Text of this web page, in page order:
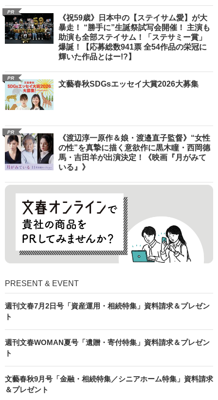
PR
《祝59歳》日本中の【ステイサム愛】が大
暴走！ “勝手に”生誕祭試写会開催！ 主演も
助演も全部ステイサム！「ステサミー賞」
爆誕！【応募総数941票 全54作品の栄冠に
輝いた作品とはー!?】
PR
文藝春秋SDGsエッセイ大賞2026大募集
PR
《渡辺淳一原作＆娘・渡邉直子監督》“女性
の性”を真摯に描く意欲作に黒木瞳・西岡德
馬・吉田羊が出演決定！《映画『月がみて
いる』》
PRESENT & EVENT
週刊文春7月2日号「資産運用・相続特集」資料請求＆プレゼン
ト
週刊文春WOMAN夏号「遺贈・寄付特集」資料請求＆プレゼン
ト
文藝春秋9月号「金融・相続特集／シニアホーム特集」資料請求
＆プレゼント